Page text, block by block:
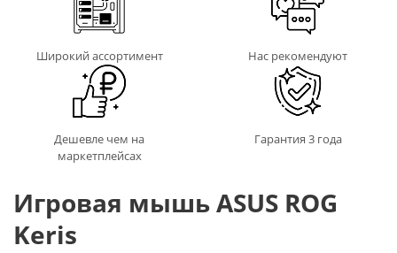
Широкий ассортимент Нас рекомендуют
Дешевле чем на
маркетплейсах
Гарантия 3 года
Игровая мышь ASUS ROG
Keris